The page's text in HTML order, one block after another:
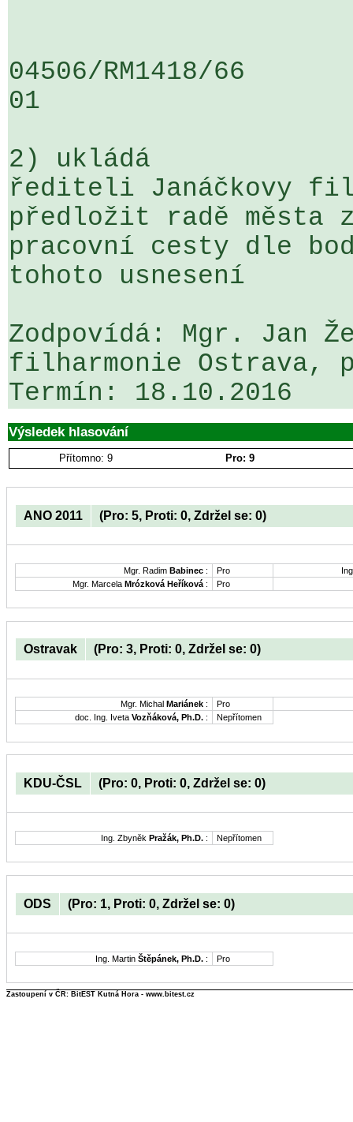
04506/RM1418/
01
2) ukládá
řediteli Janáčkovy
předložit radě města
pracovní cesty dle
tohoto usnesení
Zodpovídá: Mgr. Jan
filharmonie Ostrava,
Výsledek hlasování
Přítomno: 9 Pro: 9
ANO 2011 (Pro: 5, Proti: 0, Zdržel se: 0)
Mgr. Radim Babinec : Pro
Mgr. Marcela Mrózková Heříková : Pro
Ostravak (Pro: 3, Proti: 0, Zdržel se: 0)
Mgr. Michal Mariánek :
Pro
doc. Ing. Iveta Vozňáková, Ph.D. : Nepřítomen
KDU-ČSL (Pro: 0, Proti: 0, Zdržel se: 0)
Ing. Zbyněk Pražák, Ph.D. : Nepřítomen
ODS (Pro: 1, Proti: 0, Zdržel se: 0)
Ing. Martin Štěpánek, Ph.D. : Pro
Zastoupení v ČR: BitEST Kutná Hora - www.bitest.cz